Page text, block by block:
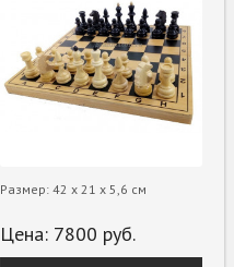
Размер: 42 х 21 х 5,6 см
Цена: 7800 руб.